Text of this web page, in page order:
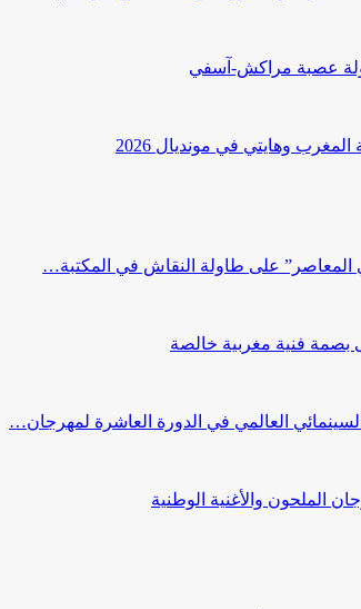
عصبة مراكش-آسفي
وهايتي في مونديال 2026
على طاولة النقاش في المكتبة…
بصمة فنية مغربية خالصة
العالمي في الدورة العاشرة لمهرجان…
الملحون والأغنية الوطنية